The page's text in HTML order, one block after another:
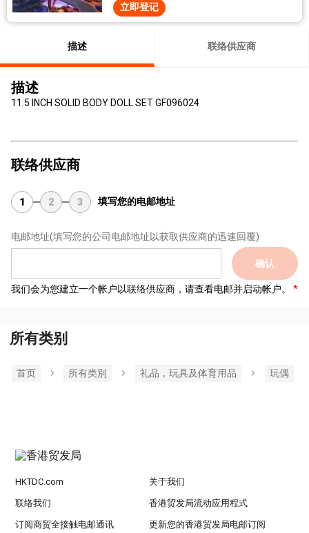
立即登记
描述 联络供应商
描述
11.5 INCH SOLID BODY DOLL SET GF096024
联络供应商
1 2 3 填写您的电邮地址
电邮地址(填写您的公司电邮地址以获取供应商的迅速回覆)
确认
我们会为您建立一个帐户以联络供应商，请查看电邮并启动帐户。
所有类别
首页 所有类別 礼品，玩具及体育用品 玩偶
HKTDC.com 关于我们
联络我们 香港贸发局流动应用程式
订阅商贸全接触电邮通讯 更新您的香港贸发局电邮订阅